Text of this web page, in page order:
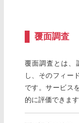
覆面調査
覆面調査とは、
し、そのフィー
です。サービス
的に評価できます